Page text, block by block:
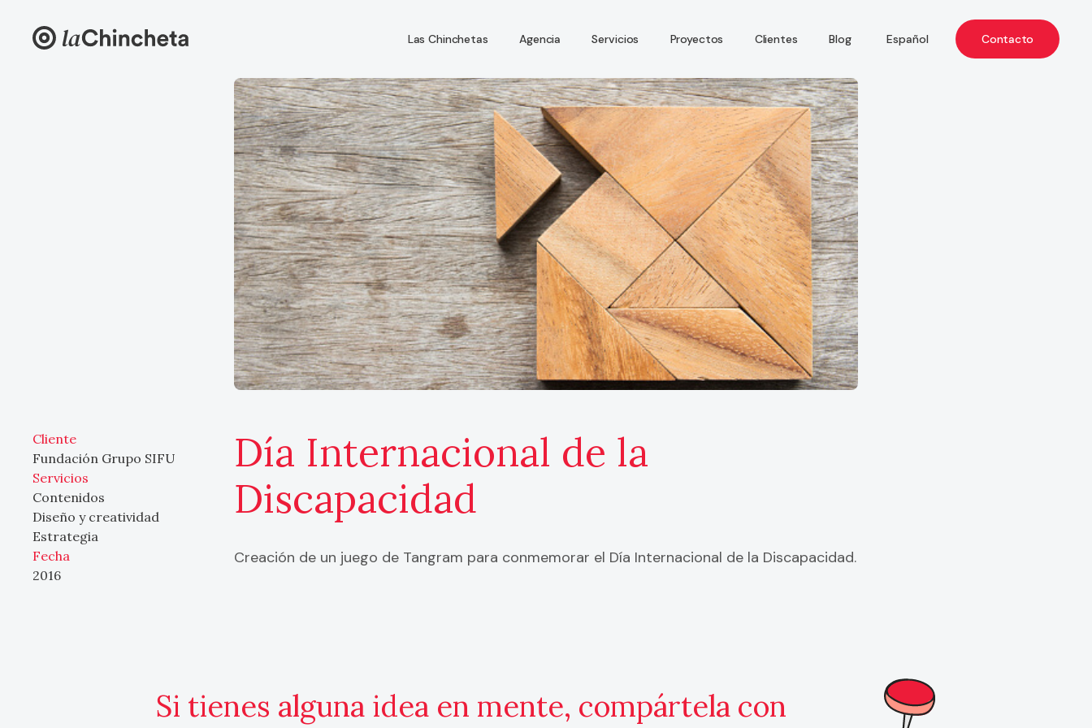
Las Chinchetas Agencia Servicios Proyectos Clientes Blog Español Contacto
Cliente
Fundación Grupo SIFU
Servicios
Contenidos
Diseño y creatividad
Estrategia
Fecha
2016
Día Internacional de la
Discapacidad
Creación de un juego de Tangram para conmemorar el Día Internacional de la Discapacidad.
Si tienes alguna idea en mente, compártela con